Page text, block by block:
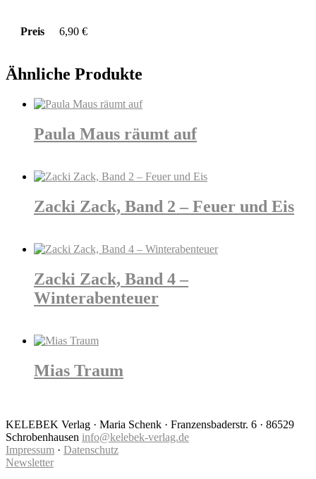
Preis 6,90 €
Ähnliche Produkte
Paula Maus räumt auf
Zacki Zack, Band 2 – Feuer und Eis
Zacki Zack, Band 4 –
Winterabenteuer
Mias Traum
KELEBEK Verlag · Maria Schenk · Franzensbaderstr. 6 · 86529
Schrobenhausen info@kelebek-verlag.de
Impressum · Datenschutz
Newsletter